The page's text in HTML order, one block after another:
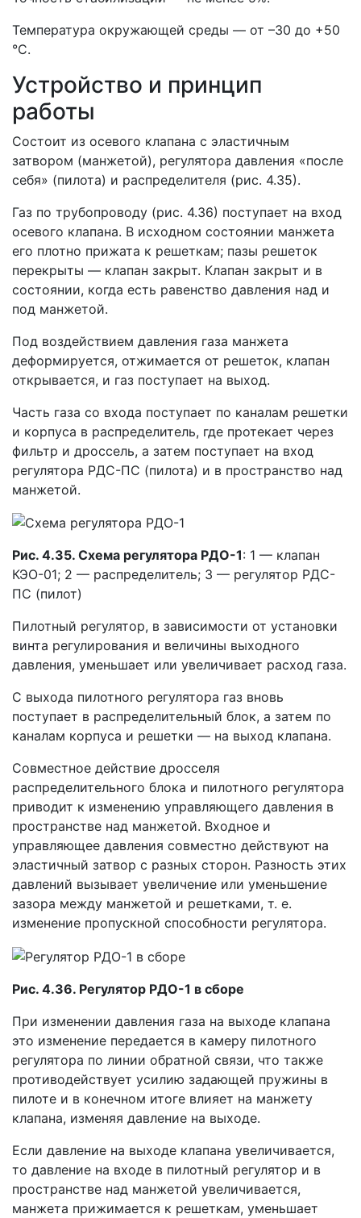
Температура окружающей среды — от –30 до +50
°С.
Устройство и принцип
работы
Состоит из осевого клапана с эластичным
затвором (манжетой), регулятора давления «после
себя» (пилота) и распределителя (рис. 4.35).
Газ по трубопроводу (рис. 4.36) поступает на вход
осевого клапана. В исходном состоянии манжета
его плотно прижата к решеткам; пазы решеток
перекрыты — клапан закрыт. Клапан закрыт и в
состоянии, когда есть равенство давления над и
под манжетой.
Под воздействием давления газа манжета
деформируется, отжимается от решеток, клапан
открывается, и газ поступает на выход.
Часть газа со входа поступает по каналам решетки
и корпуса в распределитель, где протекает через
фильтр и дроссель, а затем поступает на вход
регулятора РДС-ПС (пилота) и в пространство над
манжетой.
Рис. 4.35. Схема регулятора РДО-1: 1 — клапан
КЭО-01; 2 — распределитель; 3 — регулятор РДС-
ПС (пилот)
Пилотный регулятор, в зависимости от установки
винта регулирования и величины выходного
давления, уменьшает или увеличивает расход газа.
С выхода пилотного регулятора газ вновь
поступает в распределительный блок, а затем по
каналам корпуса и решетки — на выход клапана.
Совместное действие дросселя
распределительного блока и пилотного регулятора
приводит к изменению управляющего давления в
пространстве над манжетой. Входное и
управляющее давления совместно действуют на
эластичный затвор с разных сторон. Разность этих
давлений вызывает увеличение или уменьшение
зазора между манжетой и решетками, т. е.
изменение пропускной способности регулятора.
Рис. 4.36. Регулятор РДО-1 в сборе
При изменении давления газа на выходе клапана
это изменение передается в камеру пилотного
регулятора по линии обратной связи, что также
противодействует усилию задающей пружины в
пилоте и в конечном итоге влияет на манжету
клапана, изменяя давление на выходе.
Если давление на выходе клапана увеличивается,
то давление на входе в пилотный регулятор и в
пространстве над манжетой увеличивается,
манжета прижимается к решеткам, уменьшает